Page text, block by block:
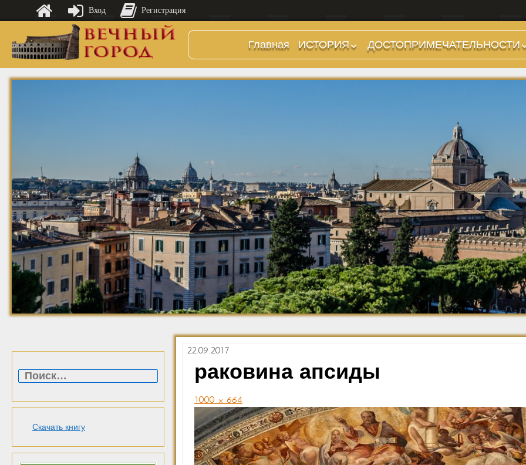
Главная
ИСТОРИЯ
Предыстория
Царский период
Империя. Принципат
(27 г до н.э. — 284 г
н.э.)
Империя. Доминат
(284-476 гг)
Темные Века. Готы
Темные Века.
Экзархат
Средневековье
Возрождение и
Барокко
ДОСТОПРИМЕЧАТЕЛЬНОСТИ
Холмы и остров.
Районы
Стадионы, Термы
Дохристианские
храмы
Христианские храмы,
базилики etc.
Дворцы
Арки, колонны и
обелиски
Фонтаны
Скачать книгу
22.09.2017
раковина апсиды
1000 × 664
Вход Регистрация